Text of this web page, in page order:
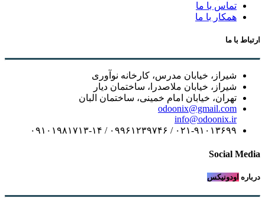
تماس با ما
همکار با ما
ارتباط با ما
شیراز، خیابان مدرس، کارخانه نوآوری
شیراز، خیابان ملاصدرا، ساختمان دیار
تهران، خیابان امام خمینی، ساختمان البان
odoonix@gmail.com
info@odoonix.ir
۰۲۱-۹۱۰۱۳۶۹۹ / ۰۹۹۶۱۲۳۹۷۴۶ / ۰۹۱۰۱۹۸۱۷۱۳-۱۴
Social Media
درباره اودونیکس